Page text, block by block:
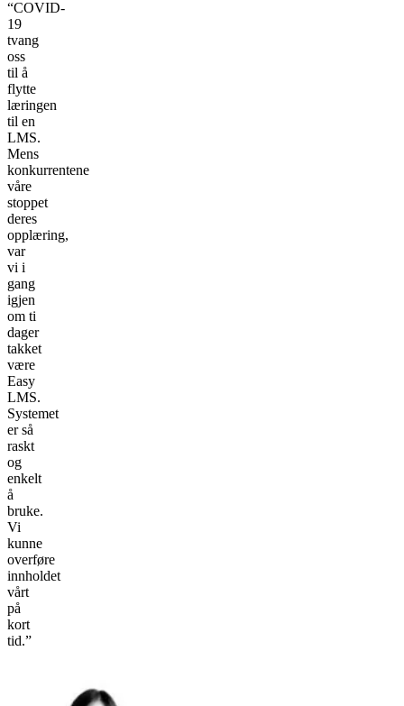
“COVID-
19
tvang
oss
til å
flytte
læringen
til en
LMS.
Mens
konkurrentene
våre
stoppet
deres
opplæring,
var
vi i
gang
igjen
om ti
dager
takket
være
Easy
LMS.
Systemet
er så
raskt
og
enkelt
å
bruke.
Vi
kunne
overføre
innholdet
vårt
på
kort
tid.”